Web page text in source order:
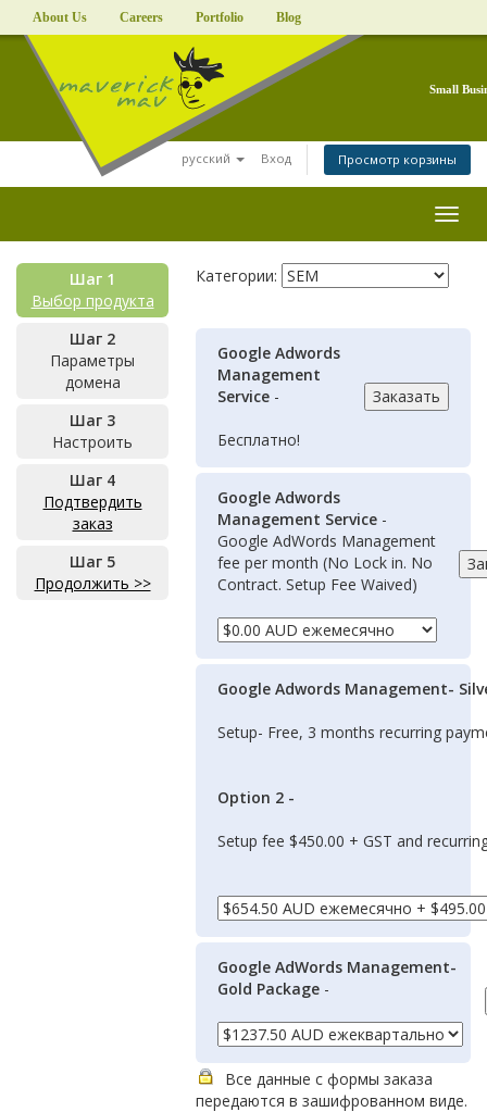
About Us Careers Portfolio Blog
Small
русский Вход Просмотр корзины
Шаг 1
Выбор продукта
Шаг 2
Параметры
домена
Шаг 3
Настроить
Шаг 4
Подтвердить
заказ
Шаг 5
Продолжить >>
Категории:
Google Adwords
Management
Service -
Бесплатно!
Google Adwords
Management Service -
Google AdWords Management
fee per month (No Lock in. No
Contract. Setup Fee Waived)
Google Adwords Management-
Setup- Free, 3 months recurring
Option 2 -
Setup fee $450.00 + GST and
Google AdWords Management-
Gold Package -
Все данные с формы заказа
передаются в зашифрованном виде.